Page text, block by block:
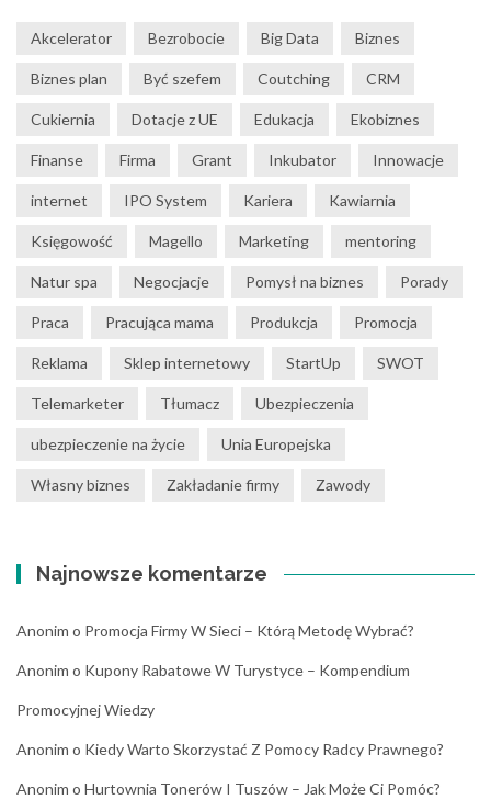
Akcelerator Bezrobocie Big Data Biznes
Biznes plan Być szefem Coutching CRM
Cukiernia Dotacje z UE Edukacja Ekobiznes
Finanse Firma Grant Inkubator Innowacje
internet IPO System Kariera Kawiarnia
Księgowość Magello Marketing mentoring
Natur spa Negocjacje Pomysł na biznes Porady
Praca Pracująca mama Produkcja Promocja
Reklama Sklep internetowy StartUp SWOT
Telemarketer Tłumacz Ubezpieczenia
ubezpieczenie na życie Unia Europejska
Własny biznes Zakładanie firmy Zawody
Najnowsze komentarze
Anonim o Promocja Firmy W Sieci – Którą Metodę Wybrać?
Anonim o Kupony Rabatowe W Turystyce – Kompendium
Promocyjnej Wiedzy
Anonim o Kiedy Warto Skorzystać Z Pomocy Radcy Prawnego?
Anonim o Hurtownia Tonerów I Tuszów – Jak Może Ci Pomóc?